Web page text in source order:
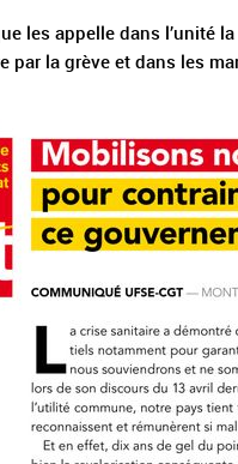
les appelle dans l’unité
par la grève et dans les